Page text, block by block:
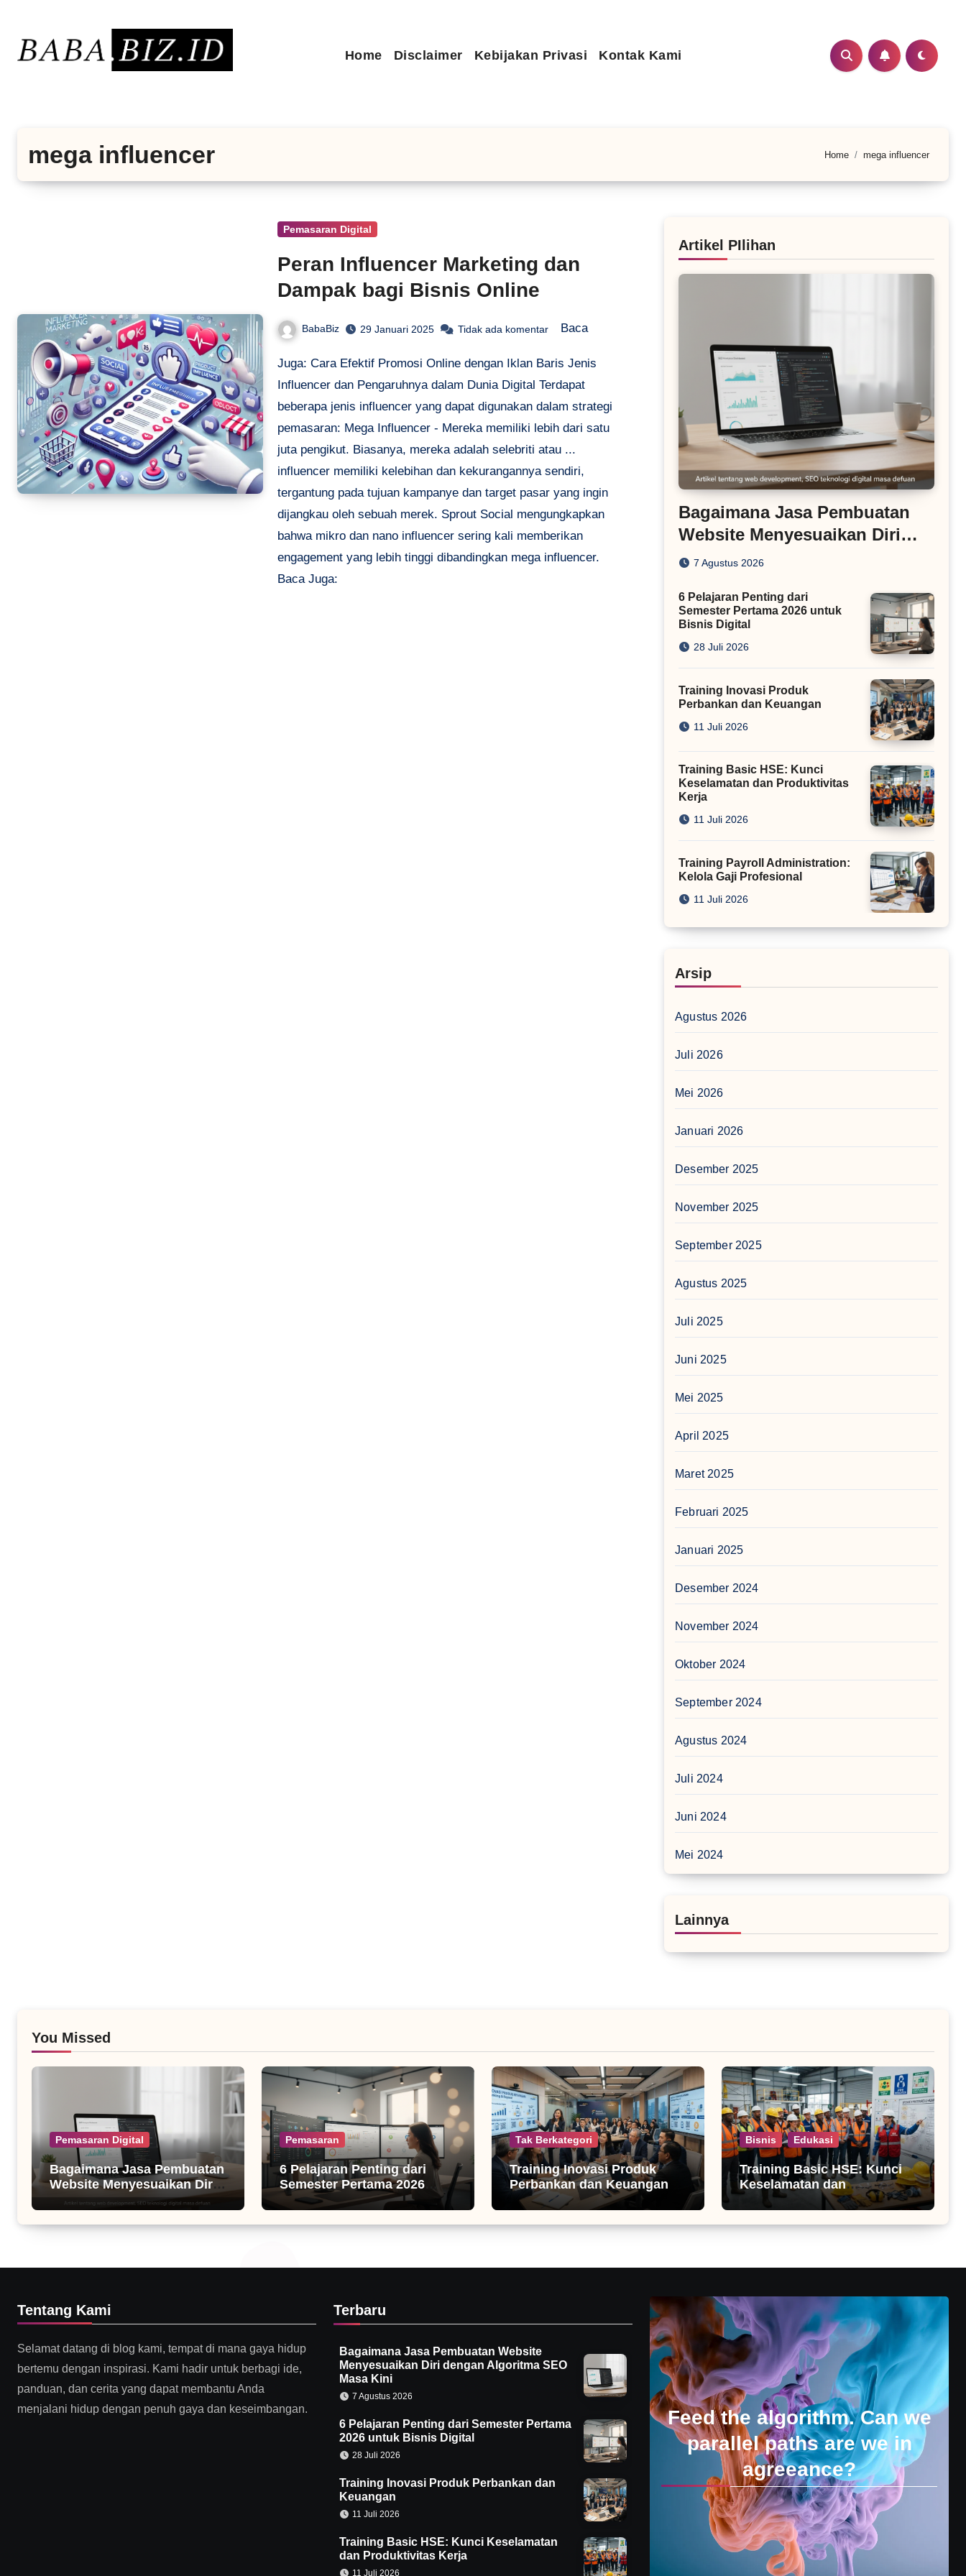
konten
Home Disclaimer Kebijakan Privasi Kontak Kami
mega influencer Home mega influencer
Pemasaran Digital
Peran Influencer Marketing dan
Dampak bagi Bisnis Online
BabaBiz 29 Januari 2025 Tidak ada komentar Baca
Juga: Cara Efektif Promosi Online dengan Iklan Baris Jenis
Influencer dan Pengaruhnya dalam Dunia Digital Terdapat
beberapa jenis influencer yang dapat digunakan dalam strategi
pemasaran: Mega Influencer - Mereka memiliki lebih dari satu
juta pengikut. Biasanya, mereka adalah selebriti atau ...
influencer memiliki kelebihan dan kekurangannya sendiri,
tergantung pada tujuan kampanye dan target pasar yang ingin
dijangkau oleh sebuah merek. Sprout Social mengungkapkan
bahwa mikro dan nano influencer sering kali memberikan
engagement yang lebih tinggi dibandingkan mega influencer.
Baca Juga:
Artikel PIlihan
Bagaimana Jasa Pembuatan
Website Menyesuaikan Diri
dengan Algoritma SEO Masa
7 Agustus 2026
6 Pelajaran Penting dari
Semester Pertama 2026 untuk
Bisnis Digital
28 Juli 2026
Training Inovasi Produk
Perbankan dan Keuangan
11 Juli 2026
Training Basic HSE: Kunci
Keselamatan dan Produktivitas
Kerja
11 Juli 2026
Training Payroll Administration:
Kelola Gaji Profesional
11 Juli 2026
Arsip
Agustus 2026
Juli 2026
Mei 2026
Januari 2026
Desember 2025
November 2025
September 2025
Agustus 2025
Juli 2025
Juni 2025
Mei 2025
April 2025
Maret 2025
Februari 2025
Januari 2025
Desember 2024
November 2024
Oktober 2024
September 2024
Agustus 2024
Juli 2024
Juni 2024
Mei 2024
Lainnya
You Missed
Pemasaran Digital
Bagaimana Jasa Pembuatan
Website Menyesuaikan Diri
dengan Algoritma SEO Masa
Kini
Pemasaran
6 Pelajaran Penting dari
Semester Pertama 2026
untuk Bisnis Digital
Tak Berkategori
Training Inovasi Produk
Perbankan dan Keuangan
Bisnis Edukasi
Training Basic HSE: Kunci
Keselamatan dan
Produktivitas Kerja
Tentang Kami
Selamat datang di blog kami, tempat di mana gaya hidup
bertemu dengan inspirasi. Kami hadir untuk berbagi ide,
panduan, dan cerita yang dapat membantu Anda
menjalani hidup dengan penuh gaya dan keseimbangan.
Terbaru
Bagaimana Jasa Pembuatan Website
Menyesuaikan Diri dengan Algoritma SEO
Masa Kini
7 Agustus 2026
6 Pelajaran Penting dari Semester Pertama
2026 untuk Bisnis Digital
28 Juli 2026
Training Inovasi Produk Perbankan dan
Keuangan
11 Juli 2026
Training Basic HSE: Kunci Keselamatan
dan Produktivitas Kerja
11 Juli 2026
Feed the algorithm. Can we
parallel paths are we in
agreeance?